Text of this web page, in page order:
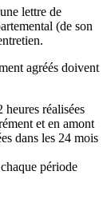
lettre de
(de son
agréés doivent
réalisées
et en amont
dans les 24 mois
période